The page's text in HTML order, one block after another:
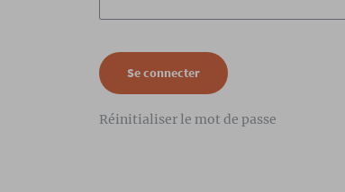
Réinitialiser le mot de passe